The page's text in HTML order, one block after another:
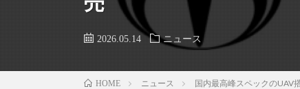
2026.05.14 ニュース
HOME ニュース 国内最高峰スペックのUAV